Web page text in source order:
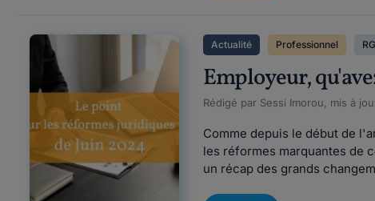
Actualité Professionnel
Employeur,
Rédigé par Sessi Imorou, mis à
Comme depuis le début de
les réformes marquantes de
un récap des grands